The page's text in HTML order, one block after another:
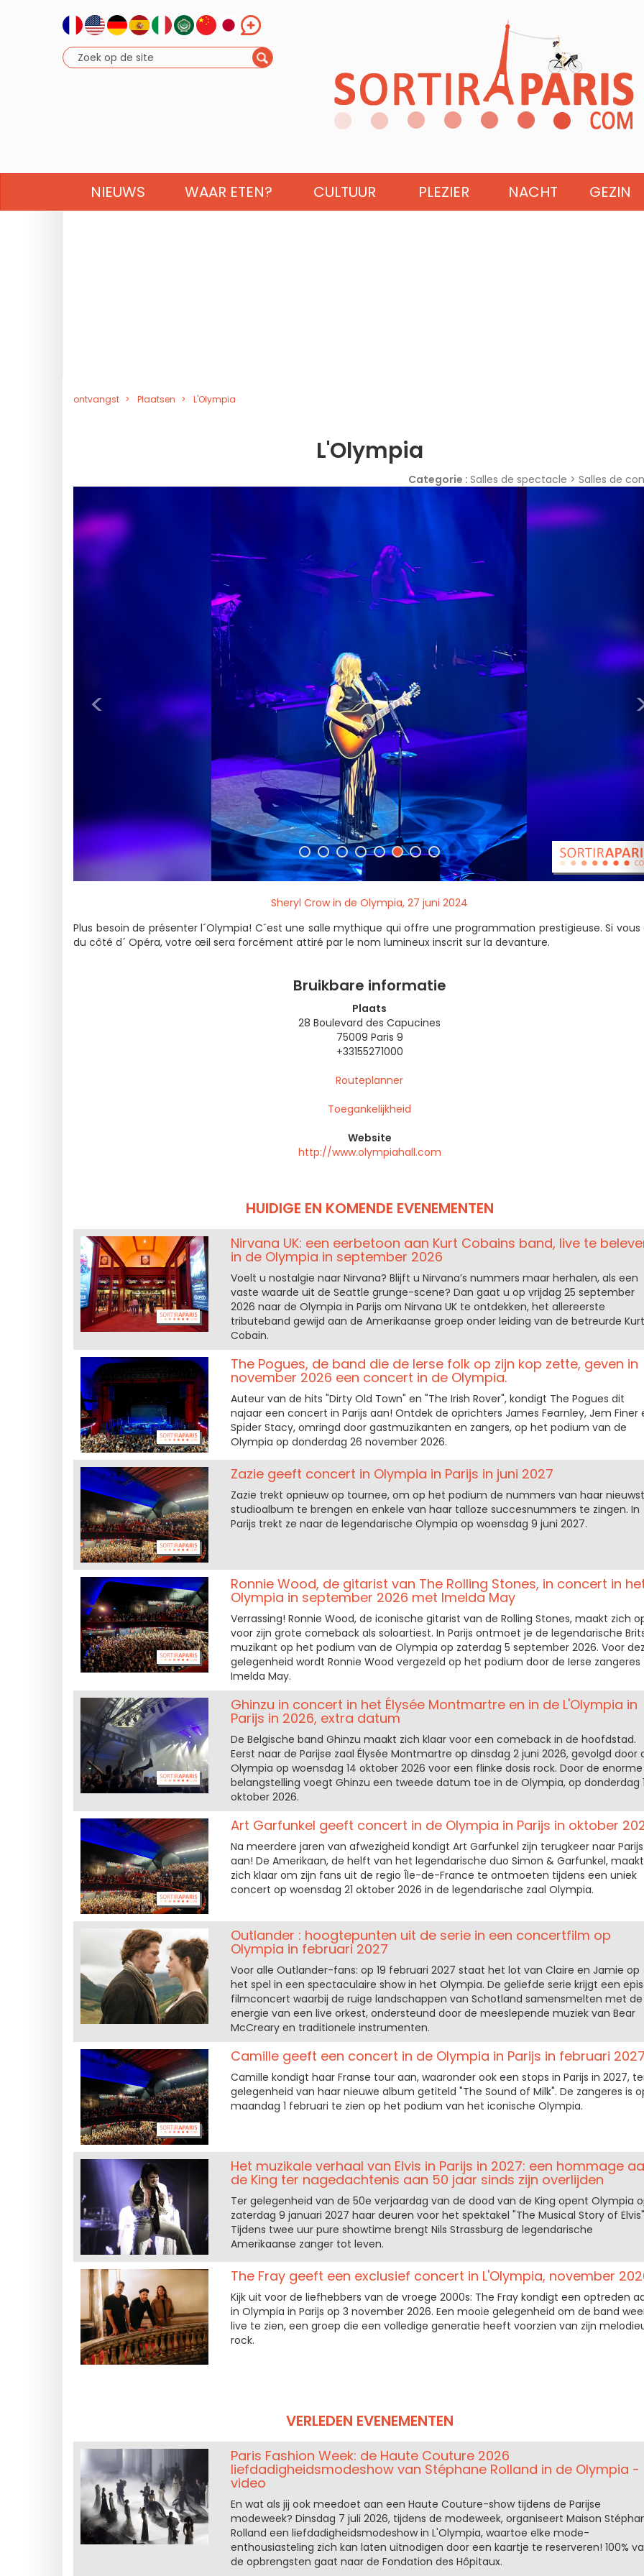
NIEUWS WAAR ETEN? CULTUUR PLEZIER NACHT GEZIN
ontvangst Plaatsen L'Olympia
L'Olympia
Categorie : Salles de spectacle > Salles de
<
Sheryl Crow in de Olympia, 27 juni 2024
Plus besoin de présenter l´Olympia! C´est une salle mythique qui offre une programmation prestigieuse. Si vous
du côté d´ Opéra, votre œil sera forcément attiré par le nom lumineux inscrit sur la devanture.
Bruikbare informatie
Plaats
28 Boulevard des Capucines
75009 Paris 9
+33155271000
Routeplanner
Toegankelijkheid
Website
http://www.olympiahall.com
HUIDIGE EN KOMENDE EVENEMENTEN
Nirvana UK: een eerbetoon aan Kurt Cobains band, live te
in de Olympia in september 2026
Voelt u nostalgie naar Nirvana? Blijft u Nirvana’s nummers maar herhalen, als een
vaste waarde uit de Seattle grunge-scene? Dan gaat u op vrijdag 25 september
2026 naar de Olympia in Parijs om Nirvana UK te ontdekken, het allereerste
tributeband gewijd aan de Amerikaanse groep onder leiding van de betreurde Kurt
Cobain.
The Pogues, de band die de Ierse folk op zijn kop zette, geven in
november 2026 een concert in de Olympia.
Auteur van de hits "Dirty Old Town" en "The Irish Rover", kondigt The Pogues dit
najaar een concert in Parijs aan! Ontdek de oprichters James Fearnley, Jem Finer
Spider Stacy, omringd door gastmuzikanten en zangers, op het podium van de
Olympia op donderdag 26 november 2026.
Zazie geeft concert in Olympia in Parijs in juni 2027
Zazie trekt opnieuw op tournee, om op het podium de nummers van haar
studioalbum te brengen en enkele van haar talloze succesnummers te zingen. In
Parijs trekt ze naar de legendarische Olympia op woensdag 9 juni 2027.
Ronnie Wood, de gitarist van The Rolling Stones, in concert in
Olympia in september 2026 met Imelda May
Verrassing! Ronnie Wood, de iconische gitarist van de Rolling Stones, maakt zich
voor zijn grote comeback als soloartiest. In Parijs ontmoet je de legendarische
muzikant op het podium van de Olympia op zaterdag 5 september 2026. Voor
gelegenheid wordt Ronnie Wood vergezeld op het podium door de Ierse zangeres
Imelda May.
Ghinzu in concert in het Élysée Montmartre en in de L'Olympia in
Parijs in 2026, extra datum
De Belgische band Ghinzu maakt zich klaar voor een comeback in de hoofdstad.
Eerst naar de Parijse zaal Élysée Montmartre op dinsdag 2 juni 2026, gevolgd door
Olympia op woensdag 14 oktober 2026 voor een flinke dosis rock. Door de enorme
belangstelling voegt Ghinzu een tweede datum toe in de Olympia, op donderdag
oktober 2026.
Art Garfunkel geeft concert in de Olympia in Parijs in oktober
Na meerdere jaren van afwezigheid kondigt Art Garfunkel zijn terugkeer naar Parijs
aan! De Amerikaan, de helft van het legendarische duo Simon & Garfunkel, maakt
zich klaar om zijn fans uit de regio Île-de-France te ontmoeten tijdens een uniek
concert op woensdag 21 oktober 2026 in de legendarische zaal Olympia.
Outlander : hoogtepunten uit de serie in een concertfilm op
Olympia in februari 2027
Voor alle Outlander-fans: op 19 februari 2027 staat het lot van Claire en Jamie op
het spel in een spectaculaire show in het Olympia. De geliefde serie krijgt een
filmconcert waarbij de ruige landschappen van Schotland samensmelten met de
energie van een live orkest, ondersteund door de meeslepende muziek van Bear
McCreary en traditionele instrumenten.
Camille geeft een concert in de Olympia in Parijs in februari
Camille kondigt haar Franse tour aan, waaronder ook een stops in Parijs in 2027,
gelegenheid van haar nieuwe album getiteld "The Sound of Milk". De zangeres is
maandag 1 februari te zien op het podium van het iconische Olympia.
Het muzikale verhaal van Elvis in Parijs in 2027: een hommage
de King ter nagedachtenis aan 50 jaar sinds zijn overlijden
Ter gelegenheid van de 50e verjaardag van de dood van de King opent Olympia
zaterdag 9 januari 2027 haar deuren voor het spektakel "The Musical Story of
Tijdens twee uur pure showtime brengt Nils Strassburg de legendarische
Amerikaanse zanger tot leven.
The Fray geeft een exclusief concert in L'Olympia, november
Kijk uit voor de liefhebbers van de vroege 2000s: The Fray kondigt een optreden
in Olympia in Parijs op 3 november 2026. Een mooie gelegenheid om de band
live te zien, een groep die een volledige generatie heeft voorzien van zijn
rock.
VERLEDEN EVENEMENTEN
Paris Fashion Week: de Haute Couture 2026
liefdadigheidsmodeshow van Stéphane Rolland in de Olympia -
video
En wat als jij ook meedoet aan een Haute Couture-show tijdens de Parijse
modeweek? Dinsdag 7 juli 2026, tijdens de modeweek, organiseert Maison
Rolland een liefdadigheidsmodeshow in L'Olympia, waartoe elke mode-
enthousiasteling zich kan laten uitnodigen door een kaartje te reserveren! 100%
de opbrengsten gaat naar de Fondation des Hôpitaux.